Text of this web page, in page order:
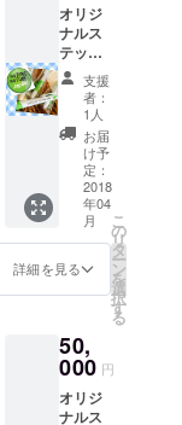
オリジ
ナルス
テッ
カー、
オリジ
ナル
ボール
ペン3
本、僕
らの声
冊子を7
部をお
届けし
ます！
支援
者：
1人
お届
け予
定：
2018
年04
月
詳細を見る
こ
の
リ
タ
ー
ン
を
選
択
す
る
50,
000 円
オリジ
ナルス